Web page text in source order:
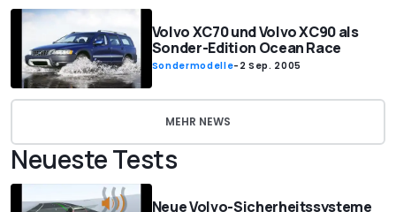
Volvo XC70 und Volvo XC90 als
Sonder-Edition Ocean Race
Sondermodelle- 2 Sep. 2005
MEHR NEWS
Neueste Tests
Neue Volvo-Sicherheitssysteme